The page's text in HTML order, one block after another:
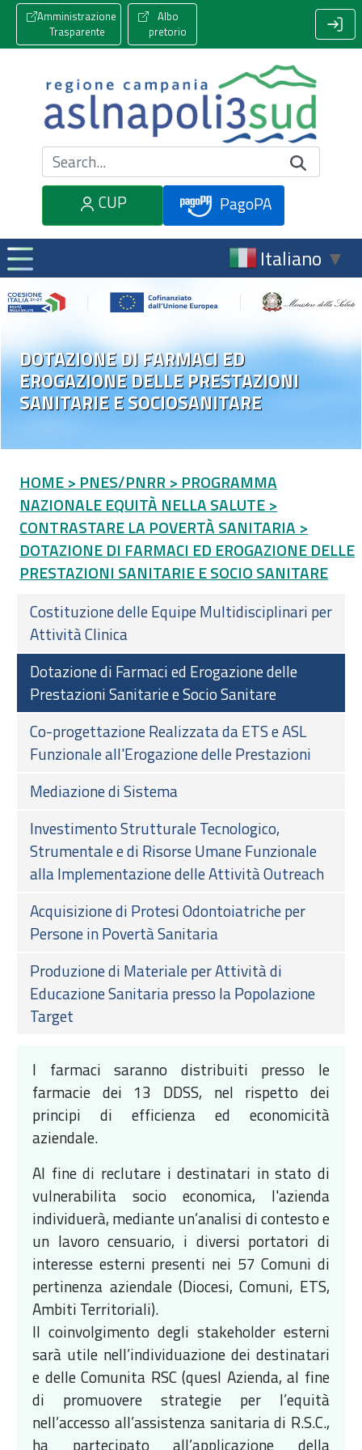
Amministrazione
Trasparente
Albo
pretorio
Cerca nel sito
CUP
PagoPA
Italiano ▼
DOTAZIONE DI FARMACI ED
EROGAZIONE DELLE PRESTAZIONI
SANITARIE E SOCIOSANITARE
HOME > PNES/PNRR > PROGRAMMA
NAZIONALE EQUITÀ NELLA SALUTE >
CONTRASTARE LA POVERTÀ SANITARIA >
DOTAZIONE DI FARMACI ED EROGAZIONE DELLE
PRESTAZIONI SANITARIE E SOCIO SANITARE
Costituzione delle Equipe Multidisciplinari per
Attività Clinica
Dotazione di Farmaci ed Erogazione delle
Prestazioni Sanitarie e Socio Sanitare
Co-progettazione Realizzata da ETS e ASL
Funzionale all'Erogazione delle Prestazioni
Mediazione di Sistema
Investimento Strutturale Tecnologico,
Strumentale e di Risorse Umane Funzionale
alla Implementazione delle Attività Outreach
Acquisizione di Protesi Odontoiatriche per
Persone in Povertà Sanitaria
Produzione di Materiale per Attività di
Educazione Sanitaria presso la Popolazione
Target
I farmaci saranno distribuiti presso le
farmacie dei 13 DDSS, nel rispetto dei
principi di efficienza ed economicità
aziendale.
Al fine di reclutare i destinatari in stato di
vulnerabilita socio economica, l'azienda
individuerà, mediante un’analisi di contesto e
un lavoro censuario, i diversi portatori di
interesse esterni presenti nei 57 Comuni di
pertinenza aziendale (Diocesi, Comuni, ETS,
Ambiti Territoriali).
Il coinvolgimento degli stakeholder esterni
sarà utile nell’individuazione dei destinatari
e delle Comunita RSC (quesl Azienda, al fine
di promuovere strategie per l’equità
nell’accesso all’assistenza sanitaria di R.S.C.,
ha partecipato all’applicazione della